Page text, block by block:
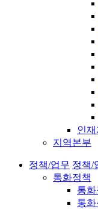
인재
지역본부
정책/업무 정책/
통화정책
통화
통